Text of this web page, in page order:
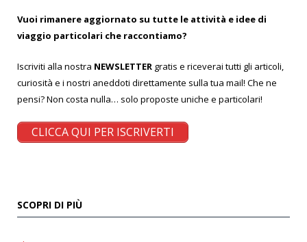
Vuoi rimanere aggiornato su tutte le attività e idee di
viaggio particolari che raccontiamo?
Iscriviti alla nostra NEWSLETTER gratis e riceverai tutti gli articoli,
curiosità e i nostri aneddoti direttamente sulla tua mail! Che ne
pensi? Non costa nulla… solo proposte uniche e particolari!
CLICCA QUI PER ISCRIVERTI
SCOPRI DI PIÙ